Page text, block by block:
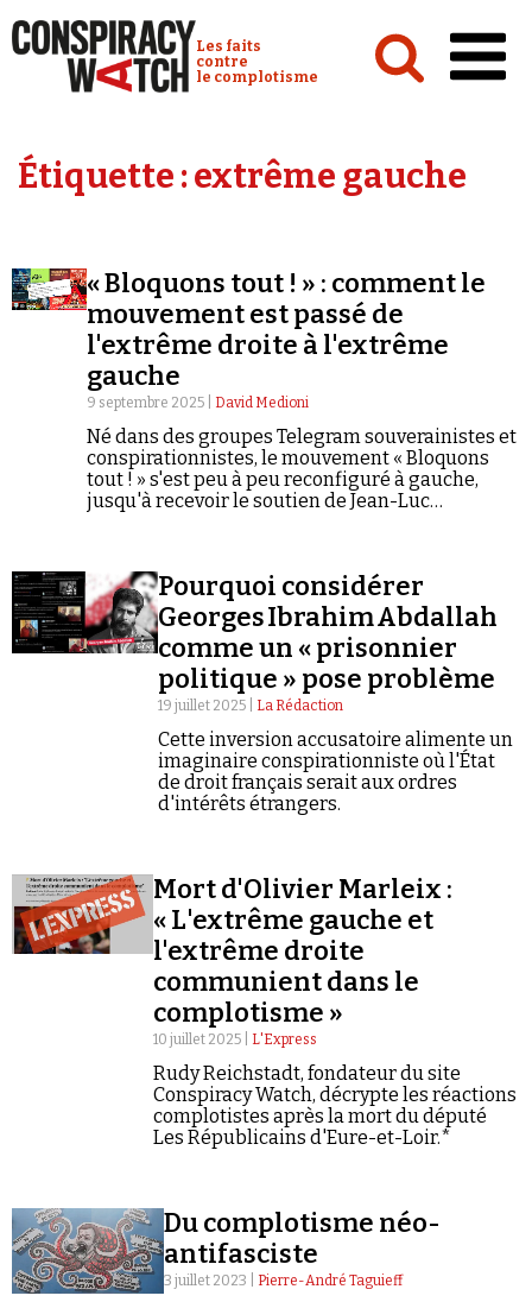
Conspiracy Watch :
Les faits
contre
le complotisme
Analyses
Vidéos
Émissions
Revues de presse
Faire un don
Demander à Vera
Se connecter
Étiquette :extrême gauche
« Bloquons tout ! » : comment le
mouvement est passé de
l'extrême droite à l'extrême
gauche
9 septembre 2025 | David Medioni
Né dans des groupes Telegram souverainistes et
conspirationnistes, le mouvement « Bloquons
tout ! » s'est peu à peu reconfiguré à gauche,
jusqu'à recevoir le soutien de Jean-Luc
l'égard de la classe politique.
Pourquoi considérer
Georges Ibrahim Abdallah
comme un « prisonnier
politique » pose problème
19 juillet 2025 | La Rédaction
Cette inversion accusatoire alimente un
imaginaire conspirationniste où l'État
de droit français serait aux ordres
d'intérêts étrangers.
Mort d'Olivier Marleix :
« L'extrême gauche et
l'extrême droite
communient dans le
complotisme »
10 juillet 2025 | L'Express
Rudy Reichstadt, fondateur du site
Conspiracy Watch, décrypte les réactions
complotistes après la mort du député
Les Républicains d'Eure-et-Loir.*
Du complotisme néo-
antifasciste
3 juillet 2023 | Pierre-André Taguieff